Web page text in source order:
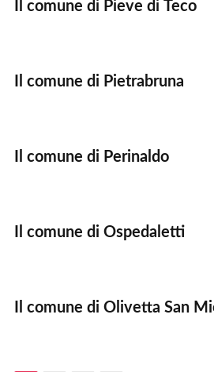
Il comune di Pieve di Teco
Il comune di Pietrabruna
Il comune di Perinaldo
Il comune di Ospedaletti
Il comune di Olivetta San